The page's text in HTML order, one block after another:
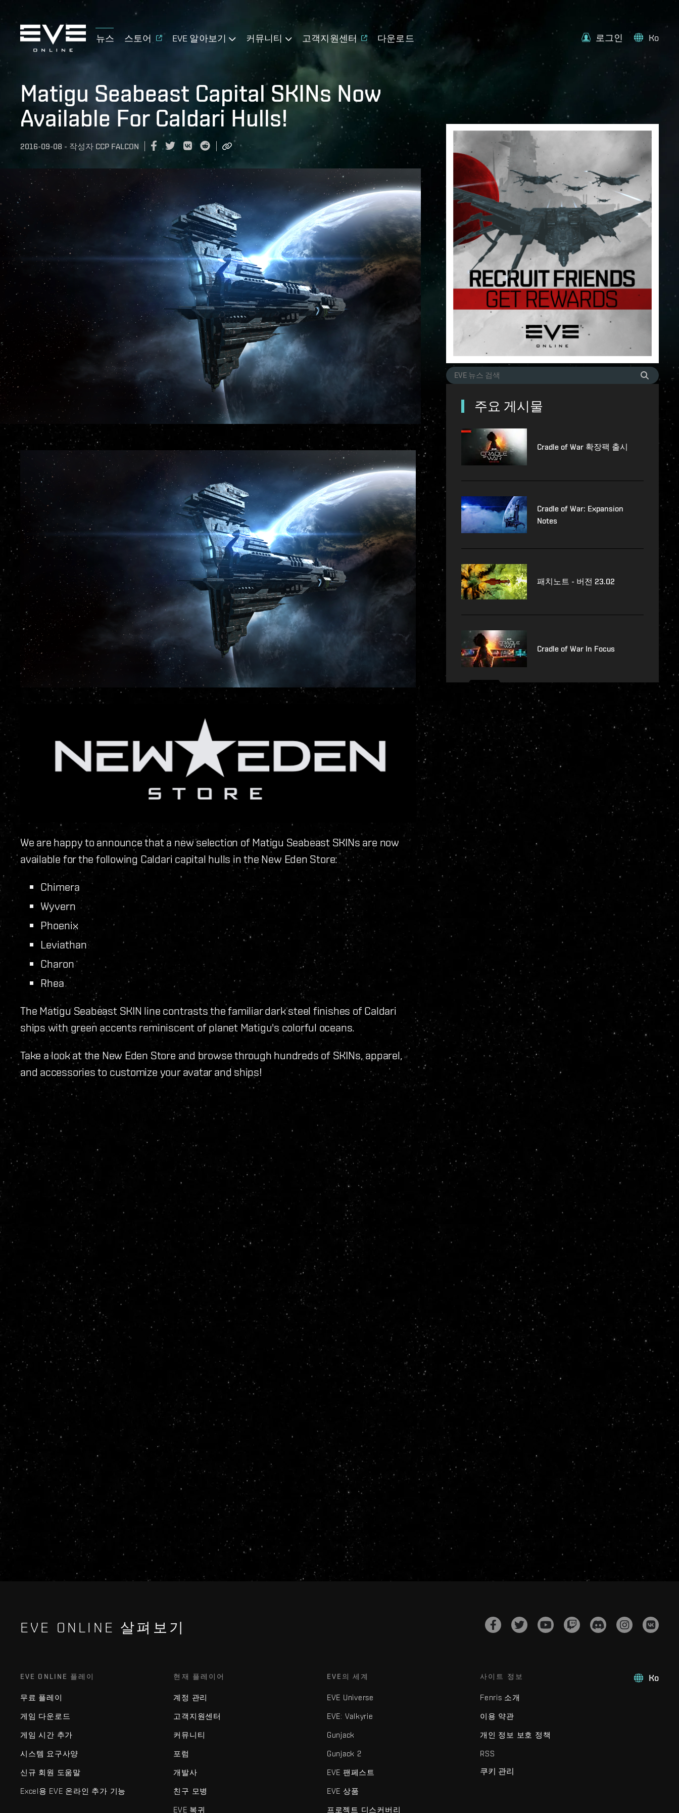
뉴스 스토어 EVE 알아보기 커뮤니티 고객지원센터 다운로드 로그인 Ko
Matigu Seabeast Capital SKINs Now
Available For Caldari Hulls!
2016-09-08 - 작성자 CCP FALCON
We are happy to announce that a new selection of Matigu Seabeast SKINs are now
available for the following Caldari capital hulls in the New Eden Store:
Chimera
Wyvern
Phoenix
Leviathan
Charon
Rhea
The Matigu Seabeast SKIN line contrasts the familiar dark steel finishes of Caldari
ships with green accents reminiscent of planet Matigu's colorful oceans.
Take a look at the New Eden Store and browse through hundreds of SKINs, apparel,
and accessories to customize your avatar and ships!
주요 게시물
Cradle of War 확장팩 출시
Cradle of War: Expansion
Notes
패치노트 - 버전 23.02
Cradle of War In Focus
EVE ONLINE 살펴보기
Ko
EVE ONLINE 플레이
무료 플레이
게임 다운로드
게임 시간 추가
시스템 요구사양
신규 회원 도움말
Excel용 EVE 온라인 추가 기능
현재 플레이어
계정 관리
고객지원센터
커뮤니티
포럼
개발사
친구 모병
EVE 복귀
EVE의 세계
EVE Universe
EVE: Valkyrie
Gunjack
Gunjack 2
EVE 팬페스트
EVE 상품
프로젝트 디스커버리
사이트 정보
Fenris 소개
이용 약관
개인 정보 보호 정책
RSS
쿠키 관리